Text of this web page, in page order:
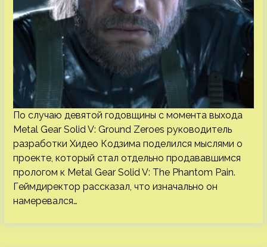
По случаю девятой годовщины с момента выхода
Metal Gear Solid V: Ground Zeroes руководитель
разработки Хидео Кодзима поделился мыслями о
проекте, который стал отдельно продававшимся
прологом к Metal Gear Solid V: The Phantom Pain.
Геймдиректор рассказал, что изначально он
намеревался…